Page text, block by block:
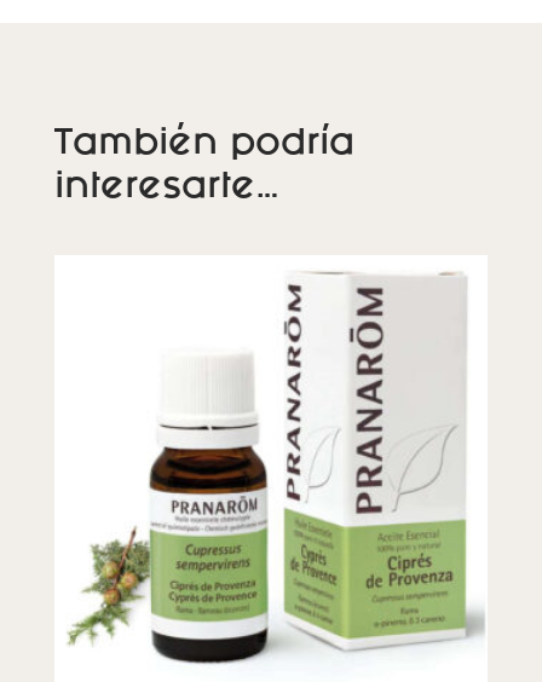
También podría
interesarte…